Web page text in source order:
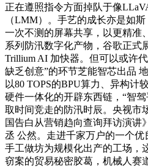
正在遵照指令方面掉队于像
（LMM）。手艺的成长亦是如
一次不测的屏幕共享，以更精准
系列防汛数字化产物，谷歌正式
Trillium AI 加快器。但可以或许
缺乏创意”的环节芝能智芯出品
以80 TOPS的BPU算力、异构计
硬件一体化的开辟东西链，“智
取时间竞走的防汛时辰。央视市
国告白从营销趋向查询拜访演讲
丞 公然。走进千家万户的一个
手工做坊为规模化出产的工场，
窃案的贸易秘密胶葛，机械人赛